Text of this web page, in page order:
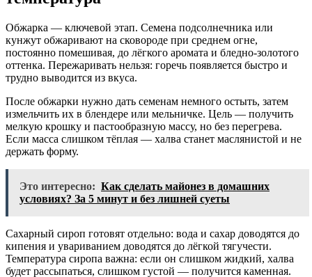
Обжарка — ключевой этап. Семена подсолнечника или
кунжут обжаривают на сковороде при среднем огне,
постоянно помешивая, до лёгкого аромата и бледно-золотого
оттенка. Пережаривать нельзя: горечь появляется быстро и
трудно выводится из вкуса.
После обжарки нужно дать семенам немного остыть, затем
измельчить их в блендере или мельничке. Цель — получить
мелкую крошку и пастообразную массу, но без перегрева.
Если масса слишком тёплая — халва станет маслянистой и не
держать форму.
Это интересно: Как сделать майонез в домашних
условиях? За 5 минут и без лишней суеты
Сахарный сироп готовят отдельно: вода и сахар доводятся до
кипения и увариванием доводятся до лёгкой тягучести.
Температура сиропа важна: если он слишком жидкий, халва
будет рассыпаться, слишком густой — получится каменная.